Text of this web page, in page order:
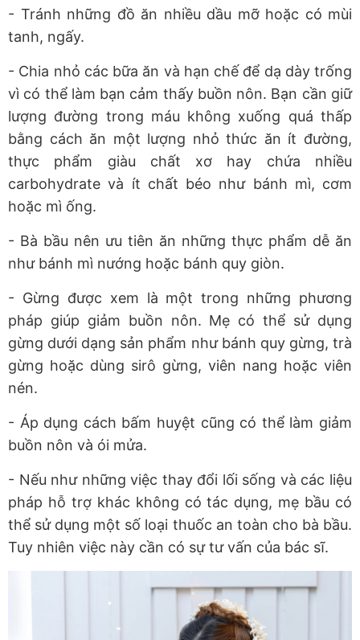
- Tránh những đồ ăn nhiều dầu mỡ hoặc có mùi
tanh, ngấy.
- Chia nhỏ các bữa ăn và hạn chế để dạ dày trống
vì có thể làm bạn cảm thấy buồn nôn. Bạn cần giữ
lượng đường trong máu không xuống quá thấp
bằng cách ăn một lượng nhỏ thức ăn ít đường,
thực phẩm giàu chất xơ hay chứa nhiều
carbohydrate và ít chất béo như bánh mì, cơm
hoặc mì ống.
- Bà bầu nên ưu tiên ăn những thực phẩm dễ ăn
như bánh mì nướng hoặc bánh quy giòn.
- Gừng được xem là một trong những phương
pháp giúp giảm buồn nôn. Mẹ có thể sử dụng
gừng dưới dạng sản phẩm như bánh quy gừng, trà
gừng hoặc dùng sirô gừng, viên nang hoặc viên
nén.
- Áp dụng cách bấm huyệt cũng có thể làm giảm
buồn nôn và ói mửa.
- Nếu như những việc thay đổi lối sống và các liệu
pháp hỗ trợ khác không có tác dụng, mẹ bầu có
thể sử dụng một số loại thuốc an toàn cho bà bầu.
Tuy nhiên việc này cần có sự tư vấn của bác sĩ.